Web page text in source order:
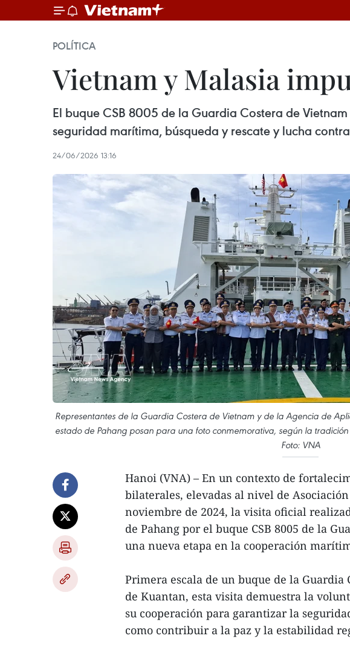
POLÍTICA
Vietnam y Malasia
El buque CSB 8005 de la Guardia Costera de
seguridad marítima, búsqueda y rescate y lucha
24/06/2026 13:16
Representantes de la Guardia Costera de Vietnam y de la Agencia de
estado de Pahang posan para una foto conmemorativa, según la
Foto: VNA
Hanoi (VNA) – En un contexto de
bilaterales, elevadas al nivel de
noviembre de 2024, la visita oficial
de Pahang por el buque CSB 8005 de la
una nueva etapa en la cooperación
Primera escala de un buque de la
de Kuantan, esta visita demuestra la
su cooperación para garantizar la
como contribuir a la paz y la estabilidad